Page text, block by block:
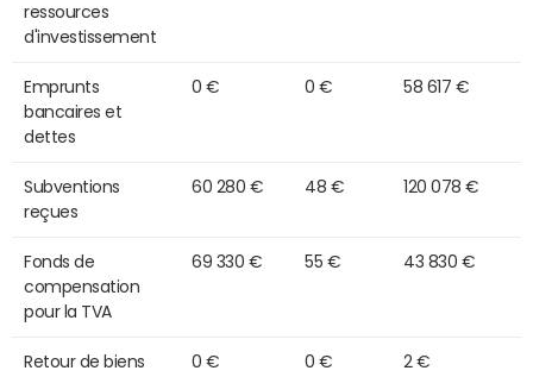
ressources
d'investissement
Emprunts
bancaires et
dettes
0 € 0 € 58 617 €
Subventions
reçues
60 280 € 48 € 120 078 €
Fonds de
compensation
pour la TVA
69 330 € 55 € 43 830 €
Retour de biens 0 € 0 € 2 €